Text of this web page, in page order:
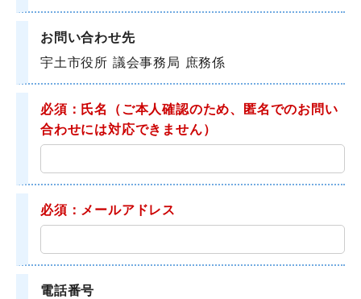
お問い合わせ先
宇土市役所 議会事務局 庶務係
必須：氏名
（ご本人確認のため、匿名でのお問い
合わせには対応できません）
必須：メールアドレス
電話番号